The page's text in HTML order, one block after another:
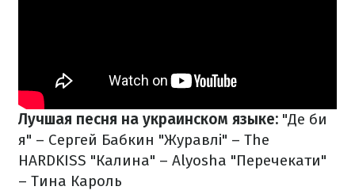
Лучшая песня на украинском языке: "Де би
я" – Сергей Бабкин "Журавлі" – The
HARDKISS "Калина" – Alyosha "Перечекати"
– Тина Кароль